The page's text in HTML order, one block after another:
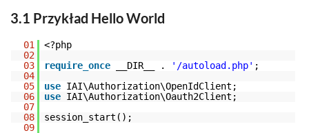
3.1 Przykład Hello World
01
<?php
02
03
require_once __DIR__ . '/autoload.php' ;
04
05
use IAI\Authorization\OpenIdClient;
06
use IAI\Authorization\Oauth2Client;
07
08
session_start();
09